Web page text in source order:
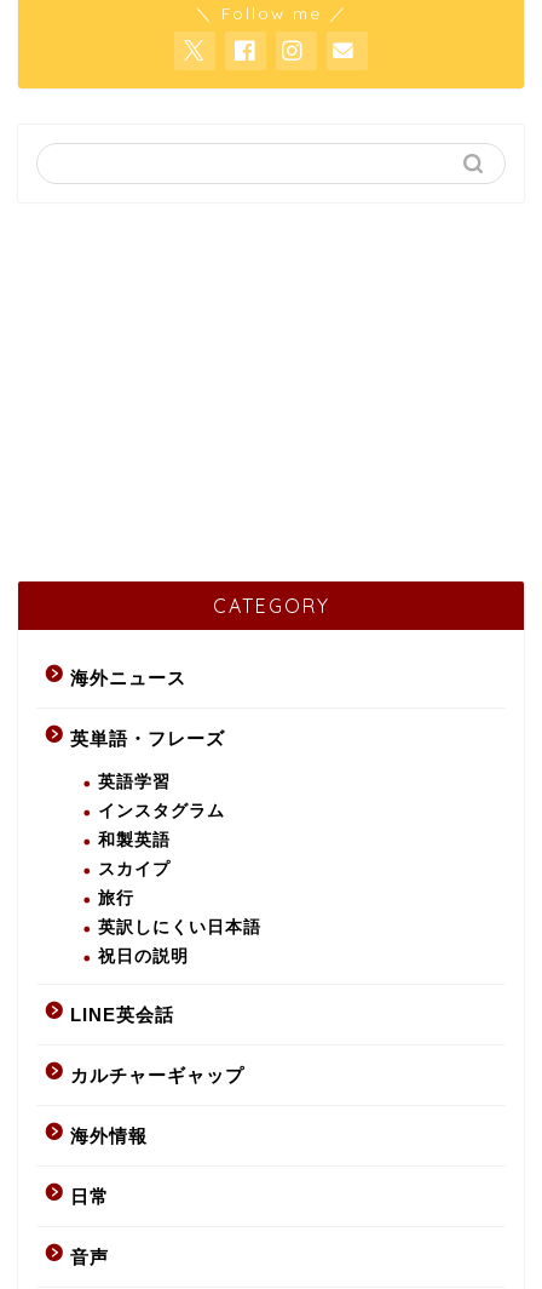
＼ Follow me ／
CATEGORY
海外ニュース
英単語・フレーズ
英語学習
インスタグラム
和製英語
スカイプ
旅行
英訳しにくい日本語
祝日の説明
LINE英会話
カルチャーギャップ
海外情報
日常
音声